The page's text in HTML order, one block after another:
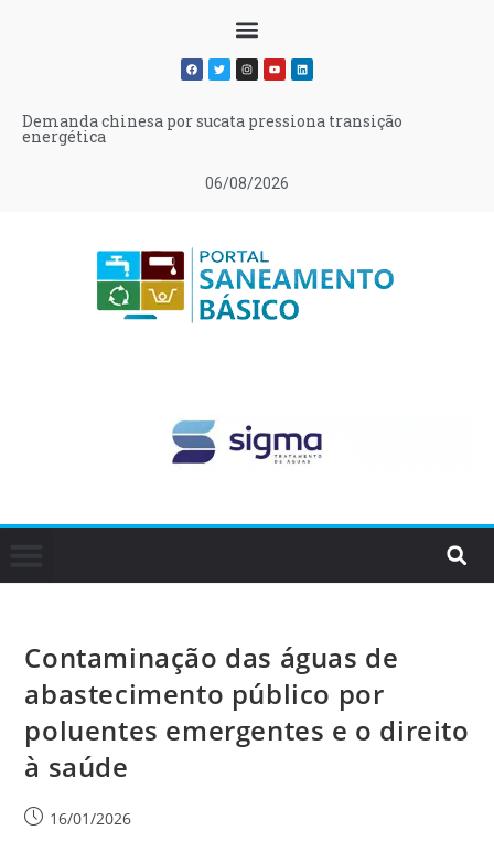
06/08/2026
Demanda chinesa por sucata pressiona transição
energética
Contaminação das águas de
abastecimento público por
poluentes emergentes e o direito
à saúde
16/01/2026